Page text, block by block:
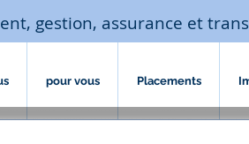
gestion, assurance et
pour vous Placements